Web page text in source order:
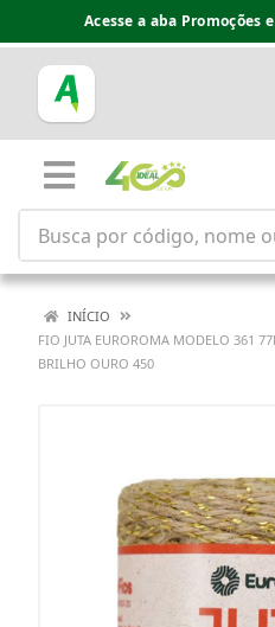
Acesse a aba Promoções
INÍCIO
FIO JUTA EUROROMA MODELO 361
BRILHO OURO 450